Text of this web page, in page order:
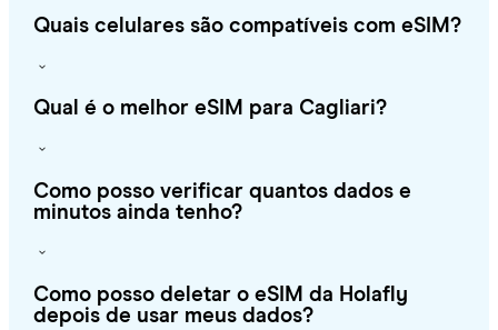
Quais celulares são compatíveis com eSIM?
Qual é o melhor eSIM para Cagliari?
Como posso verificar quantos dados e
minutos ainda tenho?
Como posso deletar o eSIM da Holafly
depois de usar meus dados?